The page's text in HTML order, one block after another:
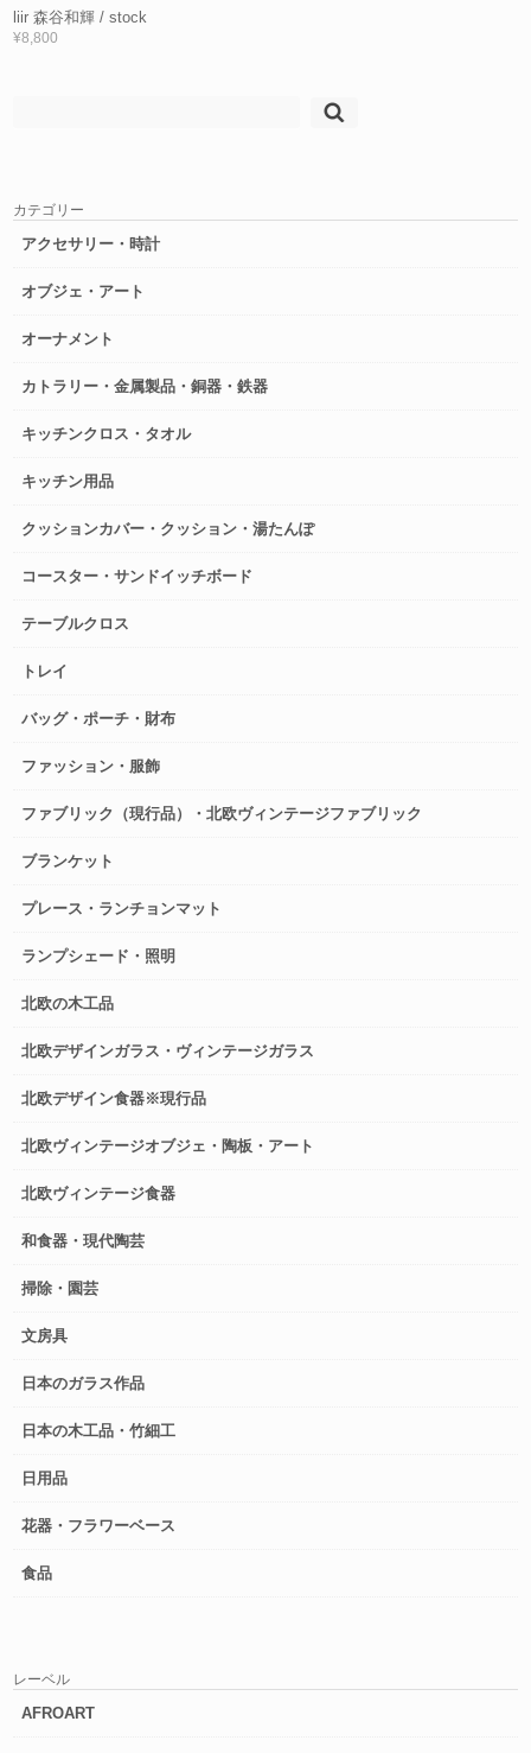
liir 森谷和輝 / stock
¥8,800
カテゴリー
アクセサリー・時計
オブジェ・アート
オーナメント
カトラリー・金属製品・銅器・鉄器
キッチンクロス・タオル
キッチン用品
クッションカバー・クッション・湯たんぽ
コースター・サンドイッチボード
テーブルクロス
トレイ
バッグ・ポーチ・財布
ファッション・服飾
ファブリック（現行品）・北欧ヴィンテージファブリック
ブランケット
プレース・ランチョンマット
ランプシェード・照明
北欧の木工品
北欧デザインガラス・ヴィンテージガラス
北欧デザイン食器※現行品
北欧ヴィンテージオブジェ・陶板・アート
北欧ヴィンテージ食器
和食器・現代陶芸
掃除・園芸
文房具
日本のガラス作品
日本の木工品・竹細工
日用品
花器・フラワーベース
食品
レーベル
AFROART